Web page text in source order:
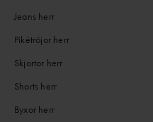
Jeans herr
Pikétröjor herr
Skjortor herr
Shorts herr
Byxor herr